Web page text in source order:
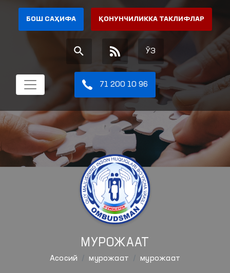
БОШ САҲИФА ҚОНУНЧИЛИККА ТАКЛИФЛАР
ЎЗ
71 200 10 96
МУРОЖААТ
Aсосий мурожаат мурожаат